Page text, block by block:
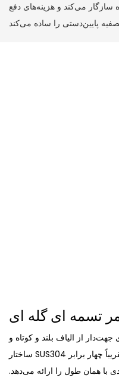
سازگار می‌کند و هزینه‌های دفع
از الیاف بلند و کوتاه و
ساختار SUS304 مقاوم در برابر خوردگی است که تقریباً چهار برابر
با همان طول را ارائه می‌دهد.